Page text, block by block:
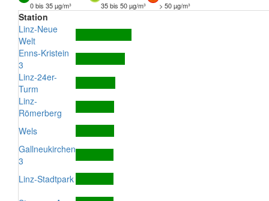
0 bis 35 µg/m³
35 bis 50 µg/m³ > 50 µg/m³
Station
Linz-Neue
Welt
Enns-Kristein
3
Linz-24er-
Turm
Linz-
Römerberg
Wels
Gallneukirchen
3
Linz-Stadtpark